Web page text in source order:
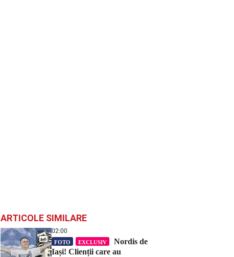
ARTICOLE SIMILARE
02:00
FOTO EXCLUSIV
Nordis de
Iași! Clienții care au